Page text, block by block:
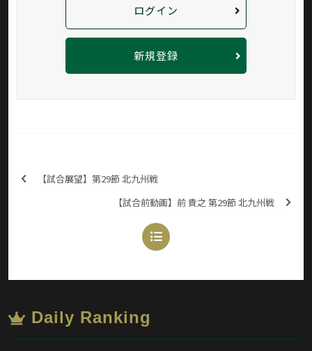
ログイン
新規登録
【試合展望】第29節 北九州戦
【試合前動画】前 貴之 第29節 北九州戦
Daily Ranking